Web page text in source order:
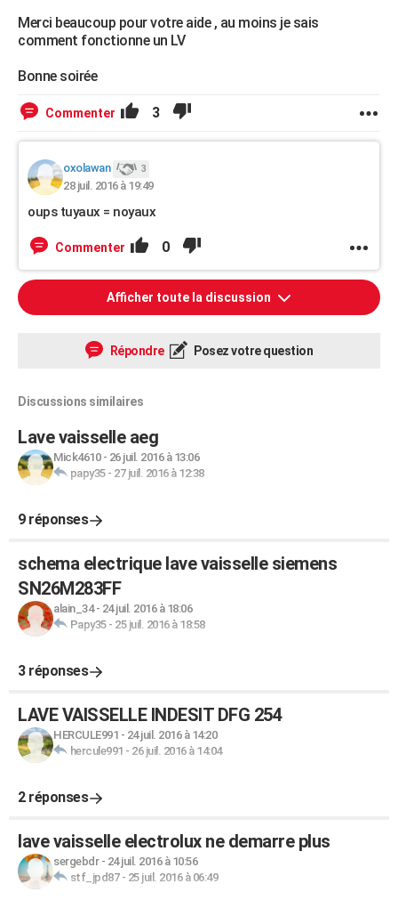
Merci beaucoup pour votre aide , au moins je sais
comment fonctionne un LV
Bonne soirée
Commenter 3
oxolawan 3
28 juil. 2016 à 19:49
oups tuyaux = noyaux
Commenter 0
Afficher toute la discussion
Répondre Posez votre question
Discussions similaires
Lave vaisselle aeg
Mick4610- 26 juil. 2016 à 13:06
papy35- 27 juil. 2016 à 12:38
9 réponses
schema electrique lave vaisselle siemens
SN26M283FF
alain_34- 24 juil. 2016 à 18:06
Papy35- 25 juil. 2016 à 18:58
3 réponses
LAVE VAISSELLE INDESIT DFG 254
HERCULE991 - 24 juil. 2016 à 14:20
hercule991 - 26 juil. 2016 à 14:04
2 réponses
lave vaisselle electrolux ne demarre plus
sergebdr- 24 juil. 2016 à 10:56
stf_jpd87- 25 juil. 2016 à 06:49